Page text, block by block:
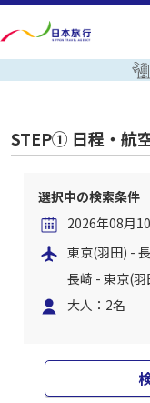
STEP① 日程・航
選択中の検索条件
2026年08月
東京(羽田) -
長崎 - 東京(羽
大人：2名